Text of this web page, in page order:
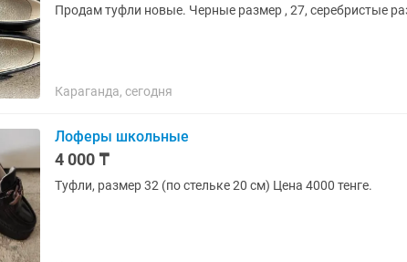
Продам туфли новые. Черные размер , 27, серебристые
Караганда, сегодня
Лоферы школьные
4 000 ₸
Туфли, размер 32 (по стельке 20 см) Цена 4000 тенге.